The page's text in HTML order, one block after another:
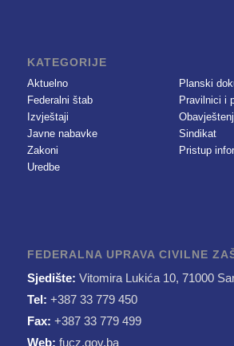
KATEGORIJE
Aktuelno
Federalni štab
Izvještaji
Javne nabavke
Zakoni
Uredbe
Planski
Pravilnici i
Sindikat
Pristup
FEDERALNA UPRAVA CIVILNE
Sjedište: Vitomira Lukića 10, 71000
Tel: +387 33 779 450
Fax: +387 33 779 499
Web: fucz.gov.ba